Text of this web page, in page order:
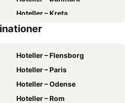
Hoteller – Kreta
Hoteller – Gardasøen
Hoteller – Flensborg
Hoteller – Paris
Hoteller – Odense
Hoteller – Rom